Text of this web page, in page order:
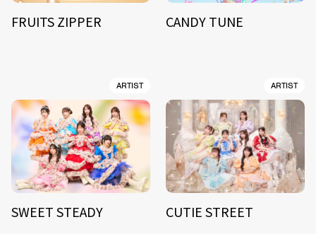
FRUITS ZIPPER CANDY TUNE
ARTIST
SWEET STEADY
ARTIST
CUTIE STREET